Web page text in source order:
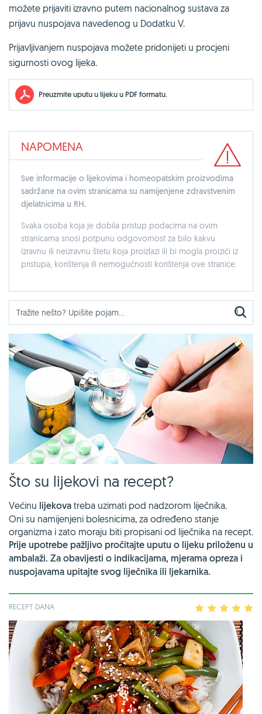
možete prijaviti izravno putem nacionalnog sustava za
prijavu nuspojava navedenog u Dodatku V.
Prijavljivanjem nuspojava možete pridonijeti u procjeni
sigurnosti ovog lijeka.
Preuzmite uputu u lijeku u PDF formatu.
NAPOMENA
Sve informacije o lijekovima i homeopatskim proizvodima
sadržane na ovim stranicama su namijenjene zdravstvenim
djelatnicima u RH.
Svaka osoba koja je dobila pristup podacima na ovim
stranicama snosi potpunu odgovornost za bilo kakvu
izravnu ili neizravnu štetu koja proizlazi ili bi mogla proizići iz
pristupa, korištenja ili nemogućnosti korištenja ove stranice.
Što su lijekovi na recept?
Većinu lijekova treba uzimati pod nadzorom liječnika.
Oni su namijenjeni bolesnicima, za određeno stanje
organizma i zato moraju biti propisani od liječnika na recept.
Prije upotrebe pažljivo pročitajte uputu o lijeku priloženu u
ambalaži. Za obavijesti o indikacijama, mjerama opreza i
nuspojavama upitajte svog liječnika ili ljekarnika.
RECEPT DANA 2 3 4